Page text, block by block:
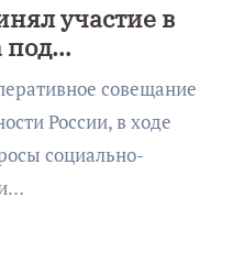
участие в
под
совещание
России, в ходе
социально-